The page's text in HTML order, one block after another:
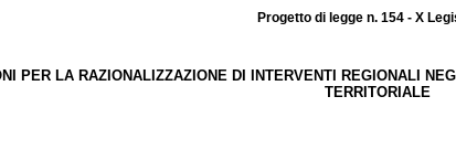
Progetto di legge n. 154 - X
PER LA RAZIONALIZZAZIONE DI INTERVENTI REGIONALI
TERRITORIALE